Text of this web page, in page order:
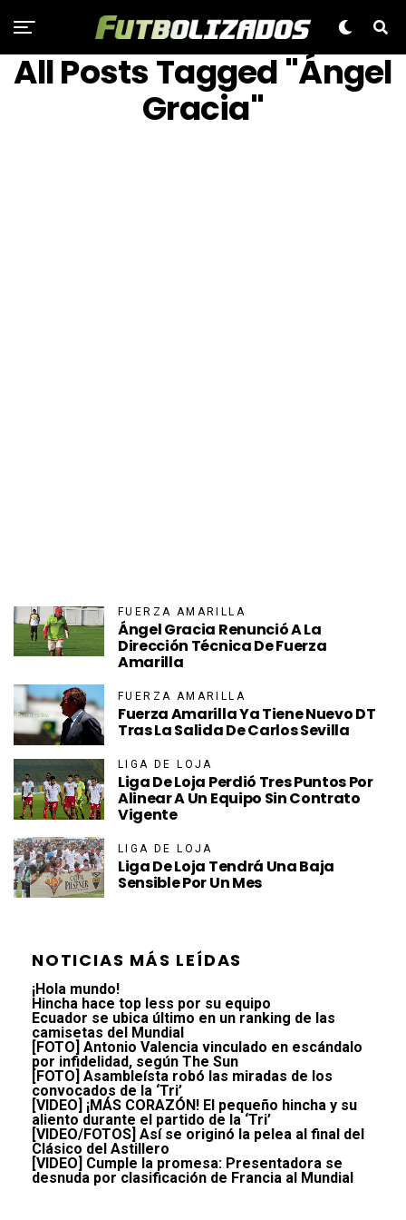
All Posts Tagged "Ángel
Gracia"
FUERZA AMARILLA
Ángel Gracia Renunció A La
Dirección Técnica De Fuerza
Amarilla
FUERZA AMARILLA
Fuerza Amarilla Ya Tiene Nuevo DT
Tras La Salida De Carlos Sevilla
LIGA DE LOJA
Liga De Loja Perdió Tres Puntos Por
Alinear A Un Equipo Sin Contrato
Vigente
LIGA DE LOJA
Liga De Loja Tendrá Una Baja
Sensible Por Un Mes
NOTICIAS MÁS LEÍDAS
¡Hola mundo!
Hincha hace top less por su equipo
Ecuador se ubica último en un ranking de las
camisetas del Mundial
[FOTO] Antonio Valencia vinculado en escándalo
por infidelidad, según The Sun
[FOTO] Asambleísta robó las miradas de los
convocados de la ‘Tri’
[VIDEO] ¡MÁS CORAZÓN! El pequeño hincha y su
aliento durante el partido de la ‘Tri’
[VIDEO/FOTOS] Así se originó la pelea al final del
Clásico del Astillero
[VIDEO] Cumple la promesa: Presentadora se
desnuda por clasificación de Francia al Mundial